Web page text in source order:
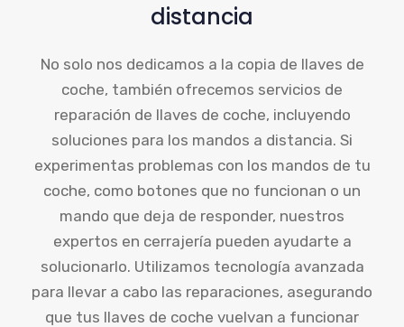
distancia
No solo nos dedicamos a la copia de llaves de
coche, también ofrecemos servicios de
reparación de llaves de coche, incluyendo
soluciones para los mandos a distancia. Si
experimentas problemas con los mandos de tu
coche, como botones que no funcionan o un
mando que deja de responder, nuestros
expertos en cerrajería pueden ayudarte a
solucionarlo. Utilizamos tecnología avanzada
para llevar a cabo las reparaciones, asegurando
que tus llaves de coche vuelvan a funcionar